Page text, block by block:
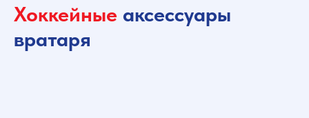
Хоккейные аксессуары
вратаря